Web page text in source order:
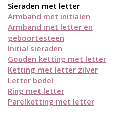
Sieraden met letter
Armband met initialen
Armband met letter en
geboortesteen
Initial sieraden
Gouden ketting met letter
Ketting met letter zilver
Letter bedel
Ring met letter
Parelketting met letter